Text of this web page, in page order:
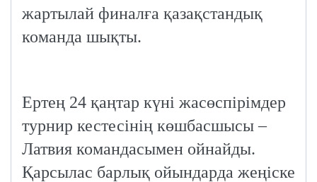
жартылай финалға қазақстандық
команда шықты.
Ертең 24 қаңтар күні жасөспірімдер
турнир кестесінің көшбасшысы –
Латвия командасымен ойнайды.
Қарсылас барлық ойындарда жеңіске